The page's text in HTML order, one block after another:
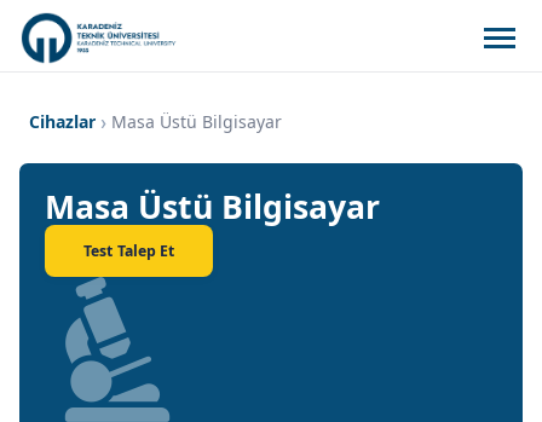
Cihazlar Masa Üstü Bilgisayar
Masa Üstü Bilgisayar
Test Talep Et